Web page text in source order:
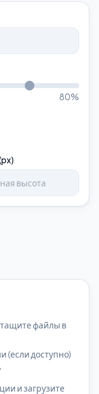
80%
файлы в
(если доступно)
и загрузите